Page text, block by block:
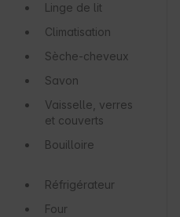
Linge de lit
Climatisation
Sèche-cheveux
Savon
Vaisselle, verres
et couverts
Bouilloire
Réfrigérateur
Four